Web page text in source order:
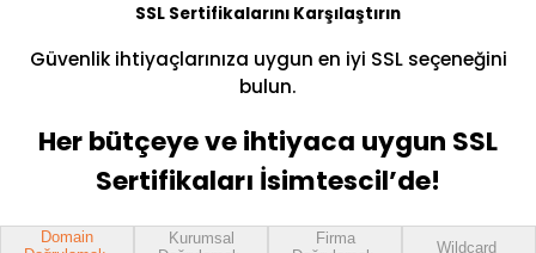
SSL Sertifikalarını Karşılaştırın
Güvenlik ihtiyaçlarınıza uygun en iyi SSL seçeneğini
bulun.
Her bütçeye ve ihtiyaca uygun SSL
Sertifikaları İsimtescil’de!
Domain
Kurumsal
Firma
Wildcard